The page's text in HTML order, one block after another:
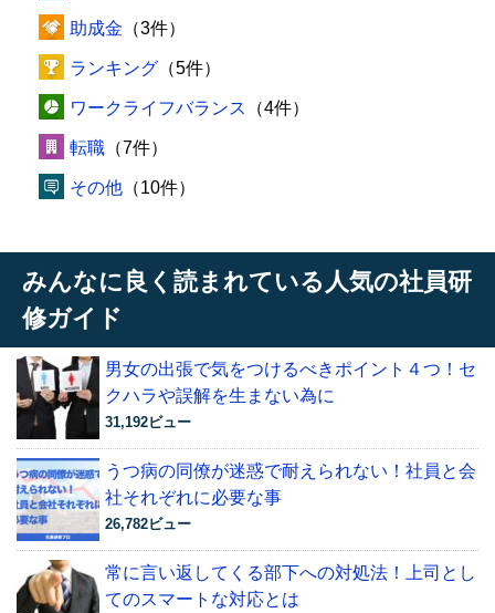
助成金 （3件）
ランキング （5件）
ワークライフバランス （4件）
転職 （7件）
その他 （10件）
みんなに良く読まれている人気の社員研
修ガイド
男女の出張で気をつけるべきポイント４つ！セ
クハラや誤解を生まない為に
31,192ビュー
うつ病の同僚が迷惑で耐えられない！社員と会
社それぞれに必要な事
26,782ビュー
常に言い返してくる部下への対処法！上司とし
てのスマートな対応とは